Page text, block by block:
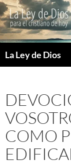
La Ley de Dios
COMO